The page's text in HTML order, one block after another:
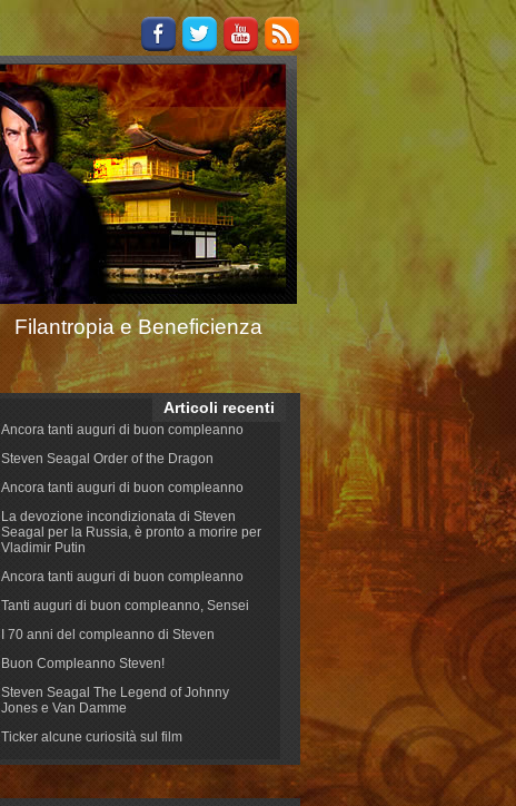
Filantropia e Beneficienza
Articoli recenti
Ancora tanti auguri di buon compleanno
Steven Seagal Order of the Dragon
Ancora tanti auguri di buon compleanno
La devozione incondizionata di Steven
Seagal per la Russia, è pronto a morire per
Vladimir Putin
Ancora tanti auguri di buon compleanno
Tanti auguri di buon compleanno, Sensei
I 70 anni del compleanno di Steven
Buon Compleanno Steven!
Steven Seagal The Legend of Johnny
Jones e Van Damme
Ticker alcune curiosità sul film